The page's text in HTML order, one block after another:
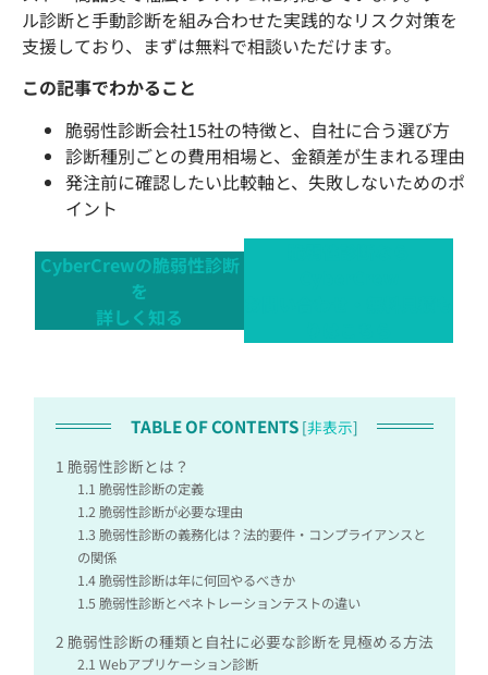
ル診断と手動診断を組み合わせた実践的なリスク対策を
支援しており、まずは無料で相談いただけます。
この記事でわかること
脆弱性診断会社15社の特徴と、自社に合う選び方
診断種別ごとの費用相場と、金額差が生まれる理由
発注前に確認したい比較軸と、失敗しないためのポ
イント
CyberCrewの脆弱性診断
を
詳しく知る
TABLE OF CONTENTS [非表示]
1 脆弱性診断とは？
1.1 脆弱性診断の定義
1.2脆弱性診断が必要な理由
1.3 脆弱性診断の義務化は？法的要件・コンプライアンスと
の関係
1.4脆弱性診断は年に何回やるべきか
1.5 脆弱性診断とペネトレーションテストの違い
2 脆弱性診断の種類と自社に必要な診断を見極める方法
2.1 Webアプリケーション診断